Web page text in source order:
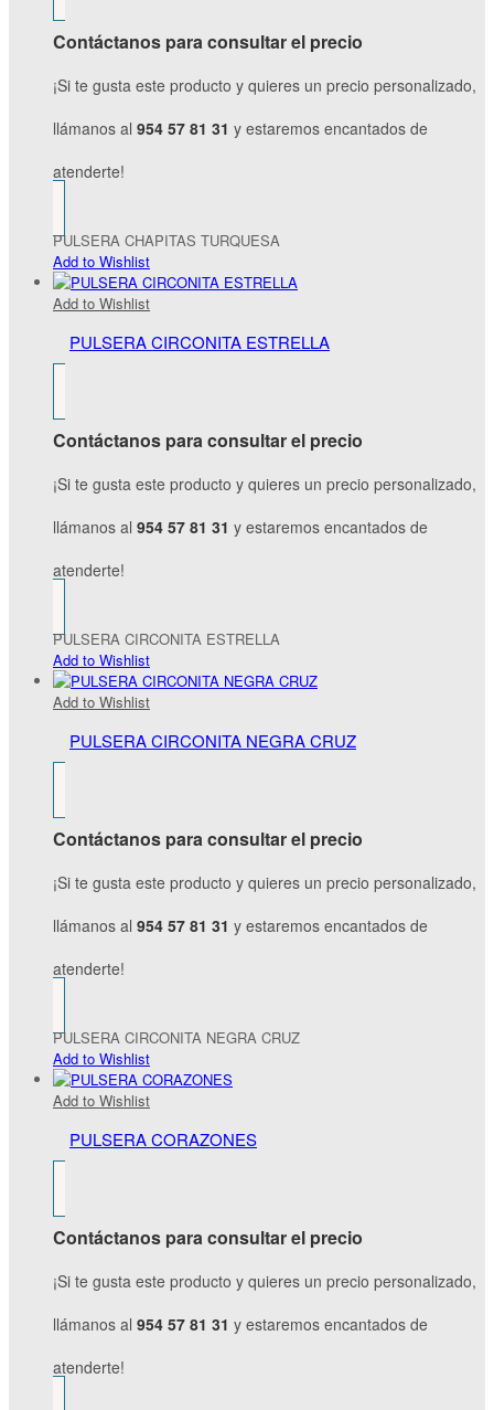
Contáctanos para consultar el precio
¡Si te gusta este producto y quieres un precio personalizado,
llámanos al 954 57 81 31 y estaremos encantados de
atenderte!
PULSERA CHAPITAS TURQUESA
Add to Wishlist
Add to Wishlist
PULSERA CIRCONITA ESTRELLA
Contáctanos para consultar el precio
¡Si te gusta este producto y quieres un precio personalizado,
llámanos al 954 57 81 31 y estaremos encantados de
atenderte!
PULSERA CIRCONITA ESTRELLA
Add to Wishlist
Add to Wishlist
PULSERA CIRCONITA NEGRA CRUZ
Contáctanos para consultar el precio
¡Si te gusta este producto y quieres un precio personalizado,
llámanos al 954 57 81 31 y estaremos encantados de
atenderte!
PULSERA CIRCONITA NEGRA CRUZ
Add to Wishlist
Add to Wishlist
PULSERA CORAZONES
Contáctanos para consultar el precio
¡Si te gusta este producto y quieres un precio personalizado,
llámanos al 954 57 81 31 y estaremos encantados de
atenderte!